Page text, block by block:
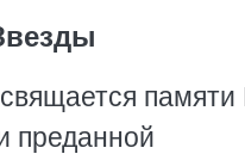
памяти
преданной